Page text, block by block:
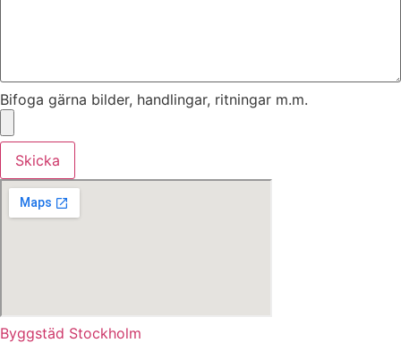
Bifoga gärna bilder, handlingar, ritningar m.m.
Skicka
Byggstäd Stockholm